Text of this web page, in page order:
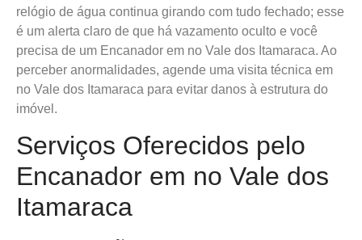
relógio de água continua girando com tudo fechado; esse
é um alerta claro de que há vazamento oculto e você
precisa de um Encanador em no Vale dos Itamaraca. Ao
perceber anormalidades, agende uma visita técnica em
no Vale dos Itamaraca para evitar danos à estrutura do
imóvel.
Serviços Oferecidos pelo
Encanador em no Vale dos
Itamaraca